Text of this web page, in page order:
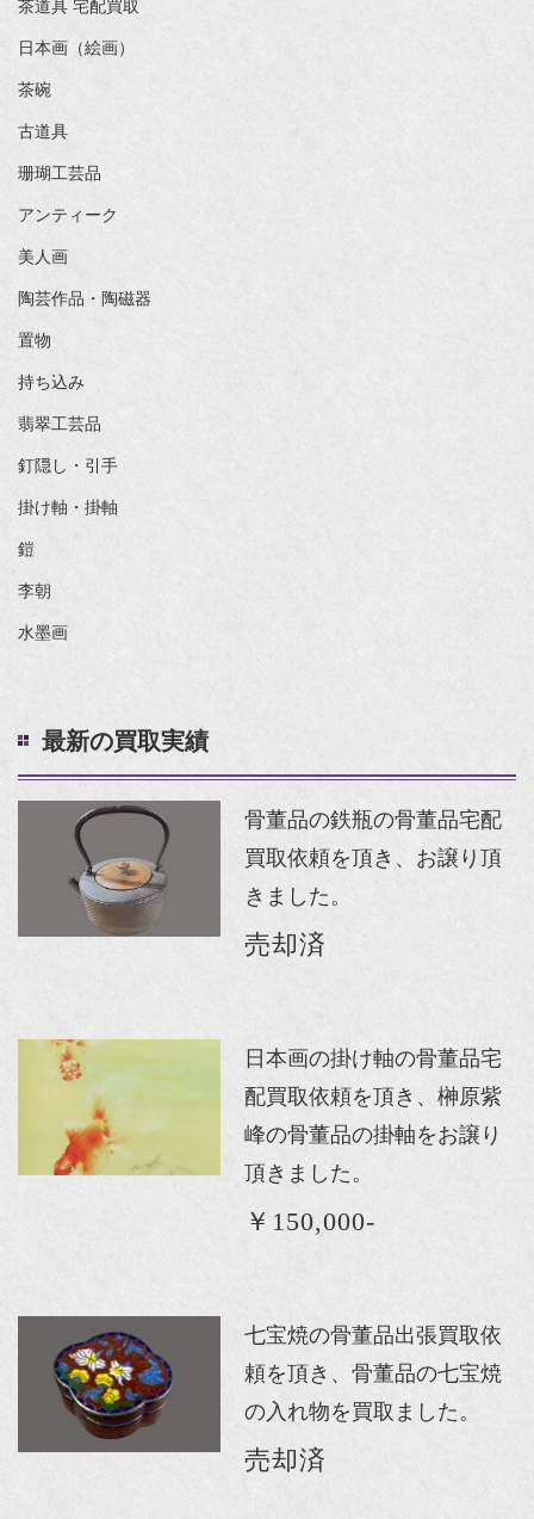
茶道具 宅配買取
日本画（絵画）
茶碗
古道具
珊瑚工芸品
アンティーク
美人画
陶芸作品・陶磁器
置物
持ち込み
翡翠工芸品
釘隠し・引手
掛け軸・掛軸
鎧
李朝
水墨画
最新の買取実績
骨董品の鉄瓶の骨董品宅配
買取依頼を頂き、お譲り頂
きました。
売却済
日本画の掛け軸の骨董品宅
配買取依頼を頂き、榊原紫
峰の骨董品の掛軸をお譲り
頂きました。
￥150,000-
七宝焼の骨董品出張買取依
頼を頂き、骨董品の七宝焼
の入れ物を買取ました。
売却済